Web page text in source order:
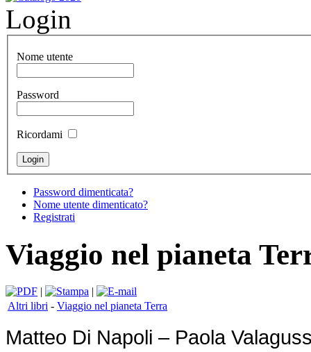
Login
Nome utente
Password
Ricordami
Password dimenticata?
Nome utente dimenticato?
Registrati
Viaggio nel pianeta
|
|
Altri libri - Viaggio nel pianeta Terra
Matteo Di Napoli – Paola